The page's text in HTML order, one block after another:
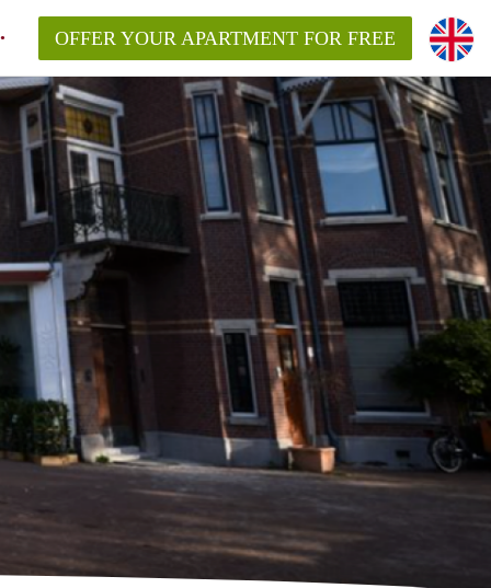
OFFER YOUR APARTMENT FOR FREE